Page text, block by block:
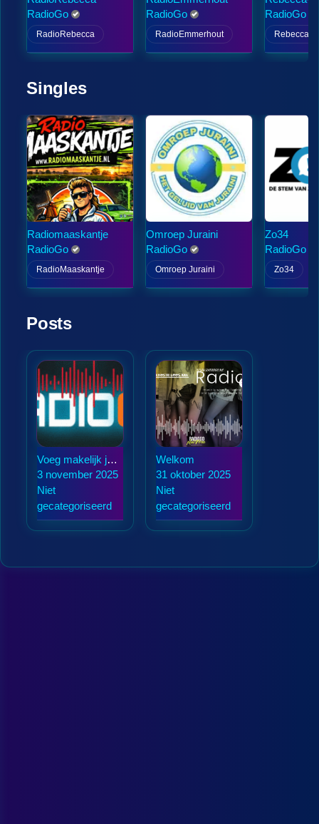
RadioGo
RadioRebecca
RadioGo
RadioEmmerhout
RadioGo
Rebecca-
Singles
Radiomaaskantje
RadioGo
RadioMaaskantje
Omroep Juraini
RadioGo
Omroep Juraini
Zo34
RadioGo
Zo34
Posts
Voeg makelijk je
Station toe
3 november 2025
Niet
gecategoriseerd
Welkom
31 oktober 2025
Niet
gecategoriseerd